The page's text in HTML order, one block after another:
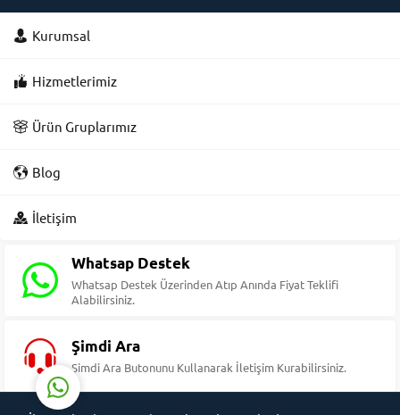
Kurumsal
Hizmetlerimiz
Ürün Gruplarımız
Blog
İletişim
Whatsap Destek
Whatsap Destek Üzerinden Atıp Anında Fiyat Teklifi
Alabilirsiniz.
Şimdi Ara
Şimdi Ara Butonunu Kullanarak İletişim Kurabilirsiniz.